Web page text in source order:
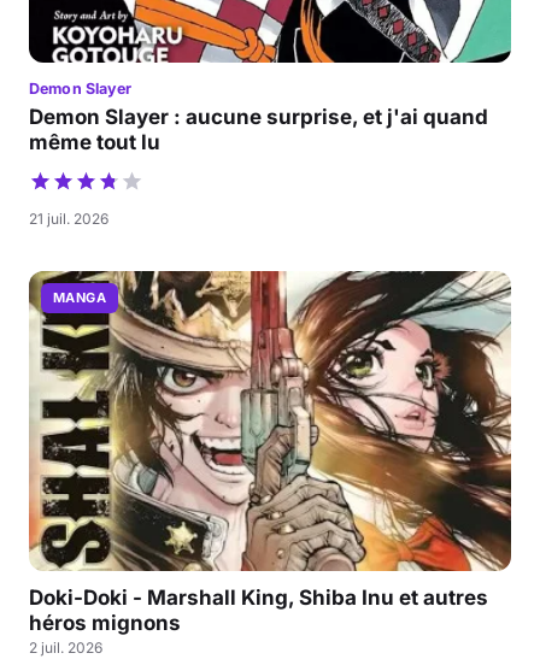
Demon Slayer
Demon Slayer : aucune surprise, et j'ai quand
même tout lu
21 juil. 2026
MANGA
Doki-Doki - Marshall King, Shiba Inu et autres
héros mignons
2 juil. 2026